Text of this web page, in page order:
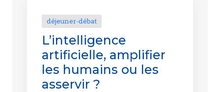
déjeuner-débat
L’intelligence
artificielle, amplifier
les humains ou les
asservir ?